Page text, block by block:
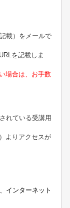
載）をメールで
を記載しま
場合は、お手数
れている受講用
よりアクセスが
インターネット